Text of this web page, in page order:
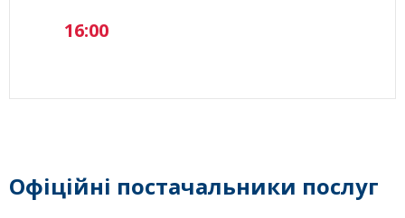
16:00
Офіційні постачальники послуг